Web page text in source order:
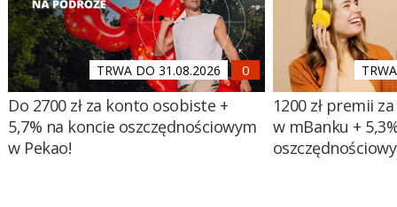
TRWA DO 31.08.2026
Do 2700 zł za konto osobiste +
5,7% na koncie oszczędnościowym
w Pekao!
1200 zł premii
w mBanku +